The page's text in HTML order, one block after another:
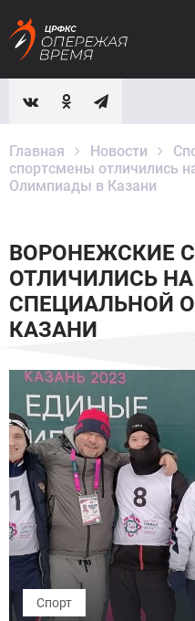
Главная Новости
спортсмены отличились
Олимпиады в Казани
ВОРОНЕЖСКИЕ
ОТЛИЧИЛИСЬ
СПЕЦИАЛЬНОЙ
КАЗАНИ
Спорт